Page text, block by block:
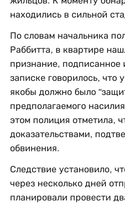
находились в сильной
По словам начальника
Раббитта, в квартире
признание,
записке говорилось, что
якобы должно было
предполагаемого
этом полиция отметила,
доказательствами,
обвинения.
Следствие установило,
через несколько дней
планировали провести